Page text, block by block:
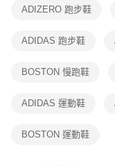
客戶支援中心」https://
１．透過由恩沛科技股份
權轉讓予恩沛科技股份有
３．未成年的使用者請事
任。
ADIZERO 跑步鞋
ADIDAS 跑步鞋
BOSTON 慢跑鞋
ADIDAS 運動鞋
BOSTON 運動鞋